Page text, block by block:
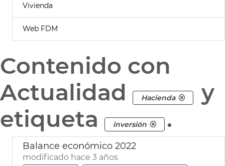
Vivienda
Web FDM
Contenido con
Actualidad
Hacienda
y
etiqueta
inversión .
Balance económico 2022
modificado hace 3 años